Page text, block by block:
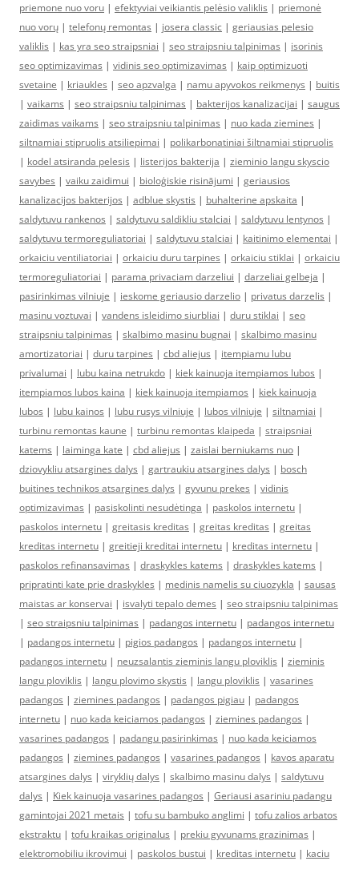
priemone nuo voru | efektyviai veikiantis pelėsio valiklis | priemonė
nuo vorų | telefonų remontas | josera classic | geriausias pelesio
valiklis | kas yra seo straipsniai | seo straipsniu talpinimas | isorinis
seo optimizavimas | vidinis seo optimizavimas | kaip optimizuoti
svetaine | kriaukles | seo apzvalga | namu apyvokos reikmenys | buitis
| vaikams | seo straipsniu talpinimas | bakterijos kanalizacijai | saugus
zaidimas vaikams | seo straipsniu talpinimas | nuo kada ziemines |
siltnamiai stipruolis atsiliepimai | polikarbonatiniai šiltnamiai stipruolis
| kodel atsiranda pelesis | listerijos bakterija | zieminio langu skyscio
savybes | vaiku zaidimui | bioloģiskie risinājumi | geriausios
kanalizacijos bakterijos | adblue skystis | buhalterine apskaita |
saldytuvu rankenos | saldytuvu saldikliu stalciai | saldytuvu lentynos |
saldytuvu termoreguliatoriai | saldytuvu stalciai | kaitinimo elementai |
orkaiciu ventiliatoriai | orkaiciu duru tarpines | orkaiciu stiklai | orkaiciu
termoreguliatoriai | parama privaciam darzeliui | darzeliai gelbeja |
pasirinkimas vilniuje | ieskome geriausio darzelio | privatus darzelis |
masinu voztuvai | vandens isleidimo siurbliai | duru stiklai | seo
straipsniu talpinimas | skalbimo masinu bugnai | skalbimo masinu
amortizatoriai | duru tarpines | cbd aliejus | itempiamu lubu
privalumai | lubu kaina netrukdo | kiek kainuoja itempiamos lubos |
itempiamos lubos kaina | kiek kainuoja itempiamos | kiek kainuoja
lubos | lubu kainos | lubu rusys vilniuje | lubos vilniuje | siltnamiai |
turbinu remontas kaune | turbinu remontas klaipeda | straipsniai
katems | laiminga kate | cbd aliejus | zaislai berniukams nuo |
dziovykliu atsargines dalys | gartraukiu atsargines dalys | bosch
buitines technikos atsargines dalys | gyvunu prekes | vidinis
optimizavimas | pasiskolinti nesudėtinga | paskolos internetu |
paskolos internetu | greitasis kreditas | greitas kreditas | greitas
kreditas internetu | greitieji kreditai internetu | kreditas internetu |
paskolos refinansavimas | draskykles katems | draskykles katems |
pripratinti kate prie draskykles | medinis namelis su ciuozykla | sausas
maistas ar konservai | isvalyti tepalo demes | seo straipsniu talpinimas
| seo straipsniu talpinimas | padangos internetu | padangos internetu
| padangos internetu | pigios padangos | padangos internetu |
padangos internetu | neuzsalantis zieminis langu ploviklis | zieminis
langu ploviklis | langu plovimo skystis | langu ploviklis | vasarines
padangos | ziemines padangos | padangos pigiau | padangos
internetu | nuo kada keiciamos padangos | ziemines padangos |
vasarines padangos | padangu pasirinkimas | nuo kada keiciamos
padangos | ziemines padangos | vasarines padangos | kavos aparatu
atsargines dalys | viryklių dalys | skalbimo masinu dalys | saldytuvu
dalys | Kiek kainuoja vasarines padangos | Geriausi asariniu padangu
gamintojai 2021 metais | tofu su bambuko anglimi | tofu zalios arbatos
ekstraktu | tofu kraikas originalus | prekiu gyvunams grazinimas |
elektromobiliu ikrovimui | paskolos bustui | kreditas internetu | kaciu